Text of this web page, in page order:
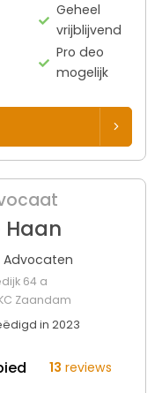
Geheel
vrijblijvend
Pro deo
mogelijk
Haan
Advocaten
64 a
Zaandam
in 2023
13 reviews